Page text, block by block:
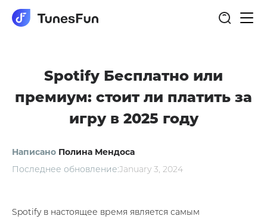
Spotify Бесплатно или
премиум: стоит ли платить за
игру в 2025 году
Написано Полина Мендоса
Последнее обновление:January 3, 2024
Spotify в настоящее время является самым